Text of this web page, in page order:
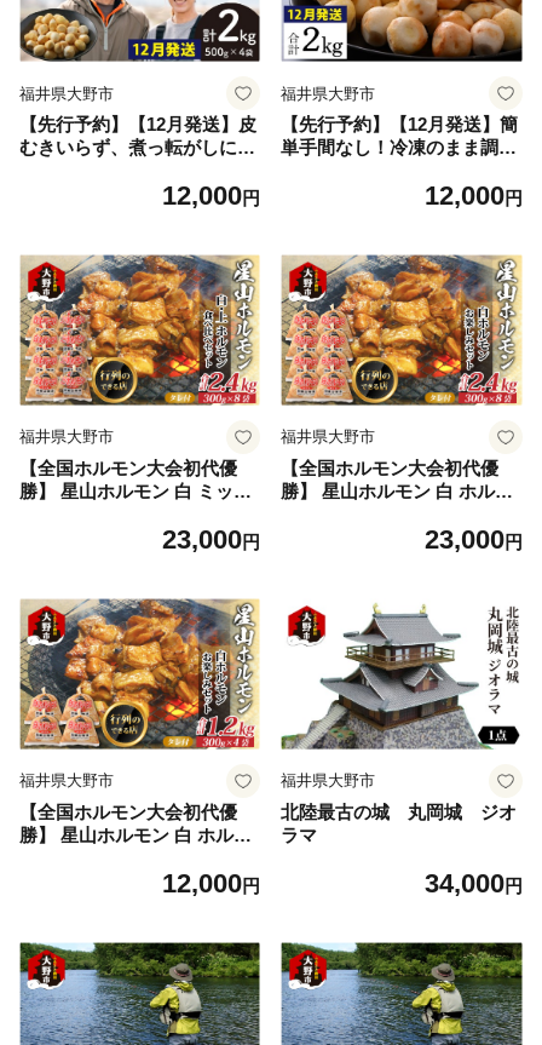
福井県大野市
【先行予約】【12月発送】皮
むきいらず、煮っ転がしに最
kg (500g × 4袋) 【冷凍】
12,000円
福井県大野市
【先行予約】【12月発送】簡
単手間なし！冷凍のまま調
12,000円
福井県大野市
【全国ホルモン大会初代優
勝】 星山ホルモン 白 ミック
セット (白・ミックス 各300g
上 ミックス 味付き肉 焼肉用
BBQ バーベキュー 定番 牛肉
焼肉 人気 おすすめ
23,000円
福井県大野市
【全国ホルモン大会初代優
勝】 星山ホルモン 白 ホルモ
g×8袋)(たれ付) 【行列のでき
Q バーベキュー 定番 牛肉 焼
肉 人気 おすすめ
23,000円
福井県大野市
【全国ホルモン大会初代優
勝】 星山ホルモン 白 ホルモ
g×4袋)(たれ付) 【行列のでき
Q バーベキュー 定番 牛肉 焼
肉 人気 おすすめ
12,000円
福井県大野市
北陸最古の城 丸岡城 ジオ
ラマ
34,000円